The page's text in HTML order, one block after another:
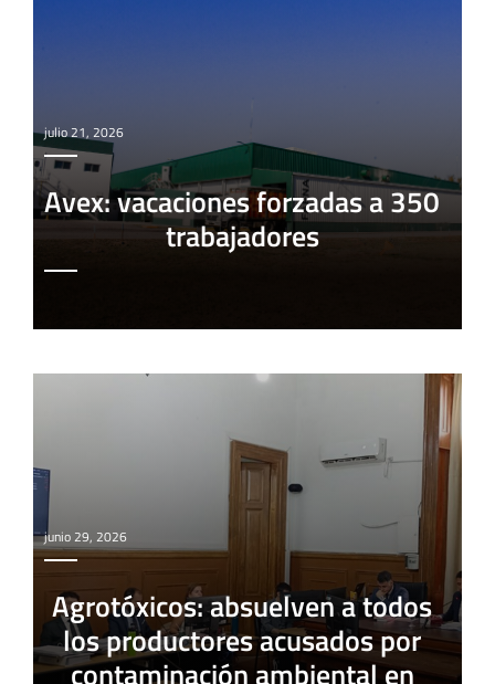
julio 21, 2026
Avex: vacaciones forzadas a 350
trabajadores
junio 29, 2026
Agrotóxicos: absuelven a todos
los productores acusados por
contaminación ambiental en